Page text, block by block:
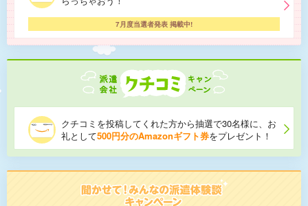
7月度当選者発表 掲載中!
クチコミを投稿してくれた方から抽選で30名様に、お
礼として500円分のAmazonギフト券をプレゼント！